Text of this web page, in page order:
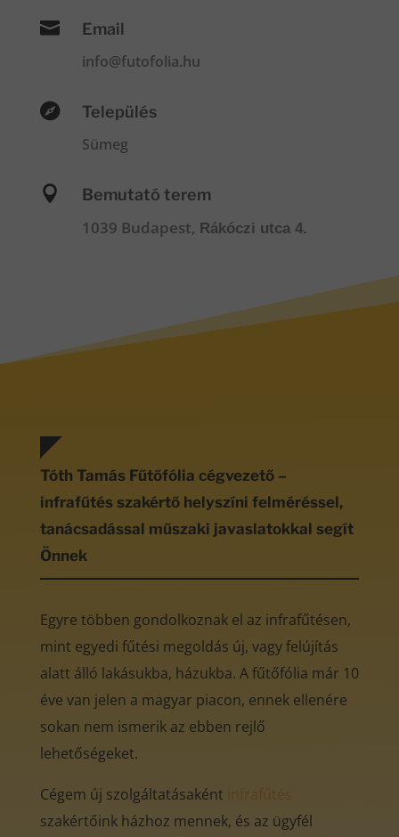
 Email
info@futofolia.hu
 Település
Sümeg
 Bemutató terem
1039 Budapest, Rákóczi utca 4.
Tóth Tamás Fűtőfólia cégvezető –
infrafűtés szakértő helyszíni felméréssel,
tanácsadással műszaki javaslatokkal segít
Önnek
Egyre többen gondolkoznak el az infrafűtésen,
mint egyedi fűtési megoldás új, vagy felújítás
alatt álló lakásukba, házukba. A fűtőfólia már 10
éve van jelen a magyar piacon, ennek ellenére
sokan nem ismerik az ebben rejlő
lehetőségeket.
Cégem új szolgáltatásaként infrafűtés
szakértőink házhoz mennek, és az ügyfél